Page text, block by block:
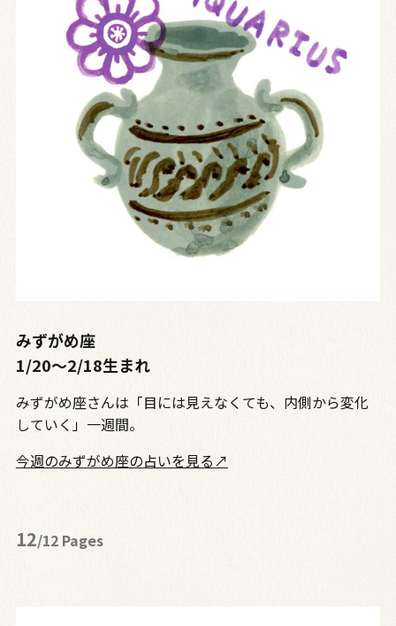
みずがめ座
1/20〜2/18生まれ
みずがめ座さんは「目には見えなくても、内側から変化
していく」一週間。
今週のみずがめ座の占いを見る↗
12/12 Pages